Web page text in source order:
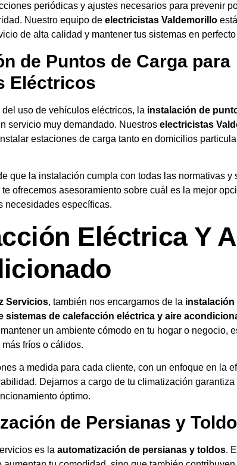
periódicas y ajustes necesarios para prevenir
Nuestro equipo de electricistas Valdemorillo
de alta calidad y mantener tus sistemas en
de Puntos de Carga para
Eléctricos
uso de vehículos eléctricos, la instalación de
servicio muy demandado. Nuestros electricistas
estaciones de carga tanto en domicilios
que la instalación cumpla con todas las normativas y
ofrecemos asesoramiento sobre cuál es la mejor
necesidades específicas.
Eléctrica Y
Servicios, también nos encargamos de la instalación
sistemas de calefacción eléctrica y aire
un ambiente cómodo en tu hogar o negocio,
fríos o cálidos.
a medida para cada cliente, con un enfoque en la
Dejarnos a cargo de tu climatización
óptimo.
de Persianas y
es la automatización de persianas y toldos.